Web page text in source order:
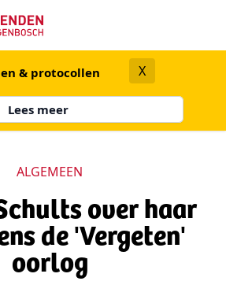
& protocollen X
Lees meer
ALGEMEEN
over haar
de 'Vergeten'
oorlog